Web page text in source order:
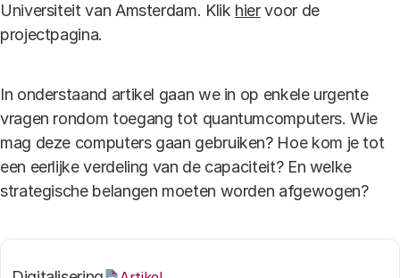
Universiteit van Amsterdam. Klik hiervoor de
projectpagina.
In onderstaand artikel gaan we in op enkele urgente
vragen rondom toegang tot quantumcomputers. Wie
mag deze computers gaan gebruiken? Hoe kom je tot
een eerlijke verdeling van de capaciteit? En welke
strategische belangen moeten worden afgewogen?